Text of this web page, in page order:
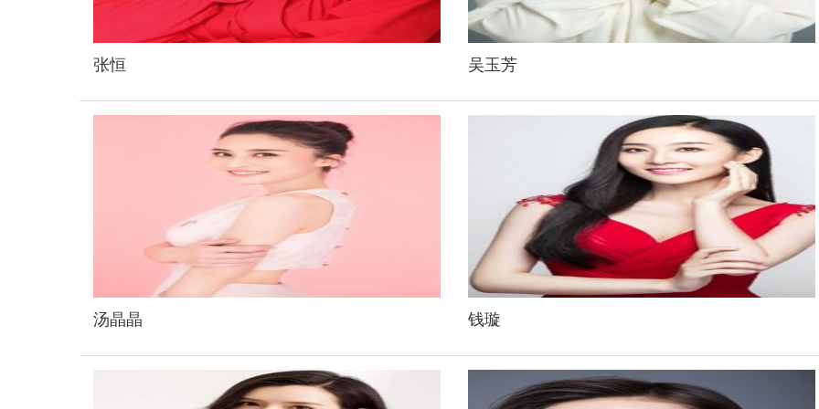
张恒 吴玉芳
汤晶晶 钱璇